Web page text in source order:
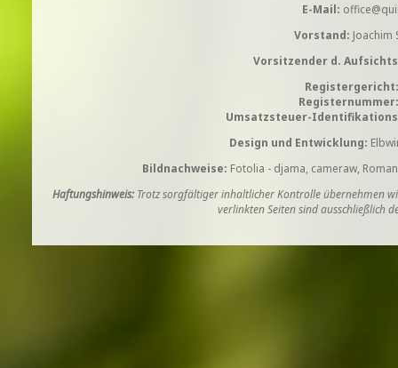
E-Mail:
Vorstand: Joachim
Vorsitzender d.
Umsatzsteuer-
Design und Entwicklung:
Bildnachweise: Fotolia - djama, cameraw,
Haftungshinweis:Trotz sorgfältiger inhaltlicher Kontrolle übernehmen
verlinkten Seiten sind ausschließlich